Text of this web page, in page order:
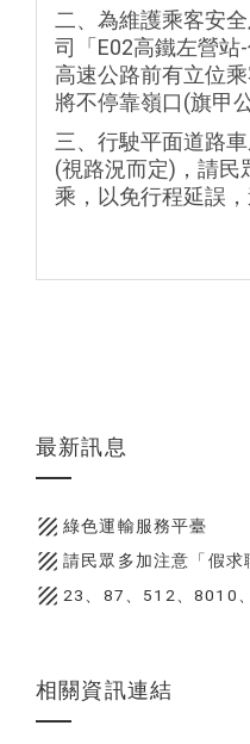
二、為維護乘客安
司「E02高鐵左營站
高速公路前有立位
將不停靠嶺口(旗甲
三、行駛平面道路
(視路況而定)，請民
乘，以免行程延誤
最新訊息
texture 綠色運輸服務平臺
texture 請民眾多加注意「假求
texture 23、87、512、8010
相關資訊連結